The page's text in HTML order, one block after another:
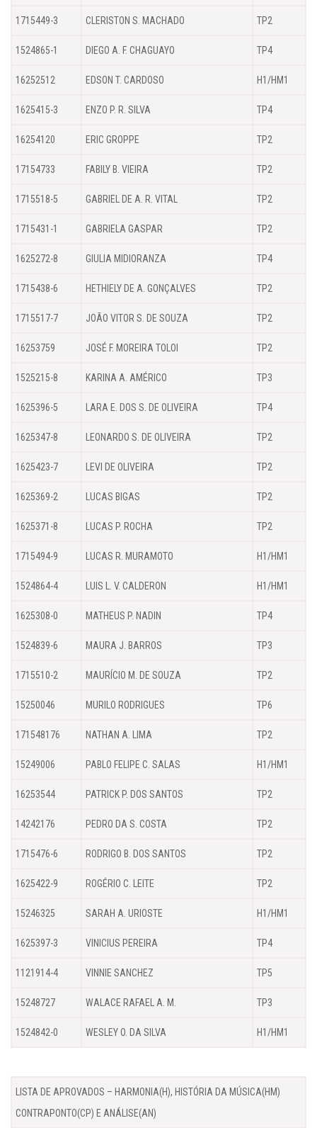
1715449-3 CLERISTON S. MACHADO TP2
1524865-1 DIEGO A. F. CHAGUAYO TP4
16252512 EDSON T. CARDOSO H1/HM1
1625415-3 ENZO P. R. SILVA TP4
16254120 ERIC GROPPE TP2
17154733 FABILY B. VIEIRA TP2
1715518-5 GABRIEL DE A. R. VITAL TP2
1715431-1 GABRIELA GASPAR TP2
1625272-8 GIULIA MIDIORANZA TP4
1715438-6 HETHIELY DE A. GONÇALVES TP2
1715517-7 JOÃO VITOR S. DE SOUZA TP2
16253759 JOSÉ F. MOREIRA TOLOI TP2
1525215-8 KARINA A. AMÉRICO TP3
1625396-5 LARA E. DOS S. DE OLIVEIRA TP4
1625347-8 LEONARDO S. DE OLIVEIRA TP2
1625423-7 LEVI DE OLIVEIRA TP2
1625369-2 LUCAS BIGAS TP2
1625371-8 LUCAS P. ROCHA TP2
1715494-9 LUCAS R. MURAMOTO H1/HM1
1524864-4 LUIS L. V. CALDERON H1/HM1
1625308-0 MATHEUS P. NADIN TP4
1524839-6 MAURA J. BARROS TP3
1715510-2 MAURÍCIO M. DE SOUZA TP2
15250046 MURILO RODRIGUES TP6
171548176 NATHAN A. LIMA TP2
15249006 PABLO FELIPE C. SALAS H1/HM1
16253544 PATRICK P. DOS SANTOS TP2
14242176 PEDRO DA S. COSTA TP2
1715476-6 RODRIGO B. DOS SANTOS TP2
1625422-9 ROGÉRIO C. LEITE TP2
15246325 SARAH A. URIOSTE H1/HM1
1625397-3 VINICIUS PEREIRA TP4
1121914-4 VINNIE SANCHEZ TP5
15248727 WALACE RAFAEL A. M. TP3
1524842-0 WESLEY O. DA SILVA H1/HM1
LISTA DE APROVADOS – HARMONIA(H), HISTÓRIA DA MÚSICA(HM)
CONTRAPONTO(CP) E ANÁLISE(AN)